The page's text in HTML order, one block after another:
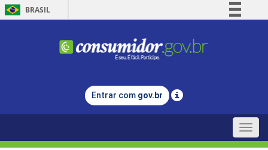
BRASIL
Comunica BR
Legislação
Entrar com gov.br
Toggle